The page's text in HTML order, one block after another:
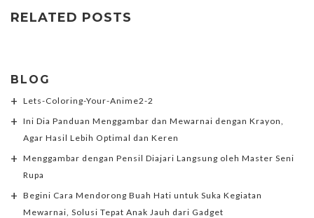
RELATED POSTS
BLOG
Lets-Coloring-Your-Anime2-2
Ini Dia Panduan Menggambar dan Mewarnai dengan Krayon,
Agar Hasil Lebih Optimal dan Keren
Menggambar dengan Pensil Diajari Langsung oleh Master Seni
Rupa
Begini Cara Mendorong Buah Hati untuk Suka Kegiatan
Mewarnai, Solusi Tepat Anak Jauh dari Gadget